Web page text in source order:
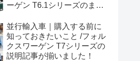
ーゲン T6.1シリーズのまと
並行輸入車｜購入する前に
知っておきたいこと /フォル
クスワーゲン T7シリーズの
説明記事が揃いました！